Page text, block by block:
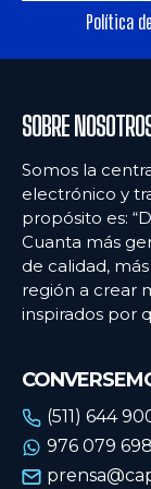
ARGENTINA
BOLIVIA
CHILE
COLOMBIA
ECUADOR
URUGUAY
VENEZUELA
ARGENTINA
BOLIVIA
CHILE
COLOMBIA
ECUADOR
URUGUAY
VENEZUELA
Política
SOBRE
Somos la
electrónico y
propósito es:
Cuanta más
de calidad,
región a crear
inspirados por
(511) 644
976 079 698